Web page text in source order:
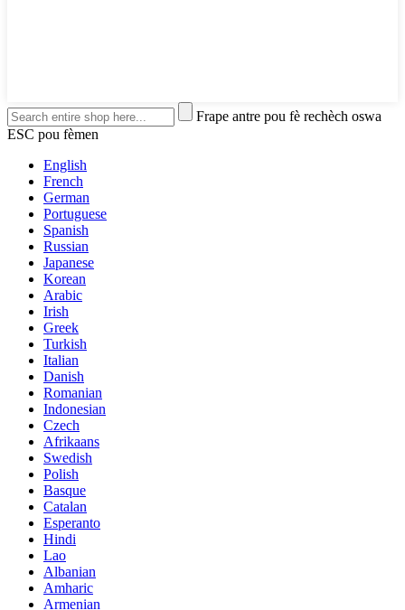
Frape antre pou fè rechèch oswa
ESC pou fèmen
English
French
German
Portuguese
Spanish
Russian
Japanese
Korean
Arabic
Irish
Greek
Turkish
Italian
Danish
Romanian
Indonesian
Czech
Afrikaans
Swedish
Polish
Basque
Catalan
Esperanto
Hindi
Lao
Albanian
Amharic
Armenian